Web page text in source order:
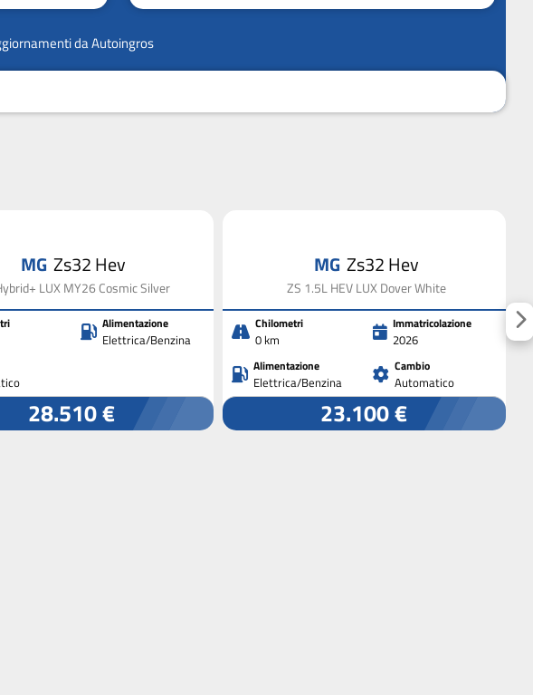
da Autoingros
MG Zs32 Hev
LUX MY26 Cosmic Silver
Alimentazione
Elettrica/Benzina
28.510 €
MG Zs32 Hev
ZS 1.5L HEV LUX Dover White
Chilometri
0 km
Immatricolazione
2026
Alimentazione
Elettrica/Benzina
Cambio
Automatico
23.100 €